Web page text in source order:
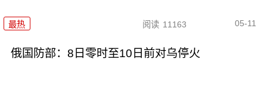
最热 阅读 11163 05-11
俄国防部：8日零时至10日前对乌停火